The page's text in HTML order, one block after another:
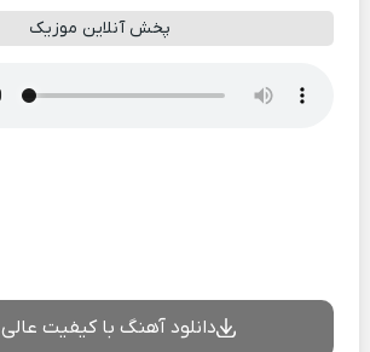
پخش آنلاین موزیک
دانلود آهنگ با کیفیت عالی 320